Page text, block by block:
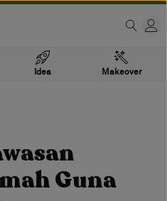
Idea Makeover
Guna